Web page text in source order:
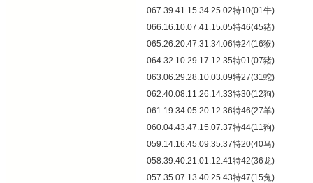
067.39.41.15.34.25.02特10(01牛)
066.16.10.07.41.15.05特46(45猪)
065.26.20.47.31.34.06特24(16猴)
064.32.10.29.17.12.35特01(07猪)
063.06.29.28.10.03.09特27(31蛇)
062.40.08.11.26.14.33特30(12狗)
061.19.34.05.20.12.36特46(27羊)
060.04.43.47.15.07.37特44(11狗)
059.14.16.45.09.35.37特20(40马)
058.39.40.21.01.12.41特42(36龙)
057.35.07.13.40.25.43特47(15兔)